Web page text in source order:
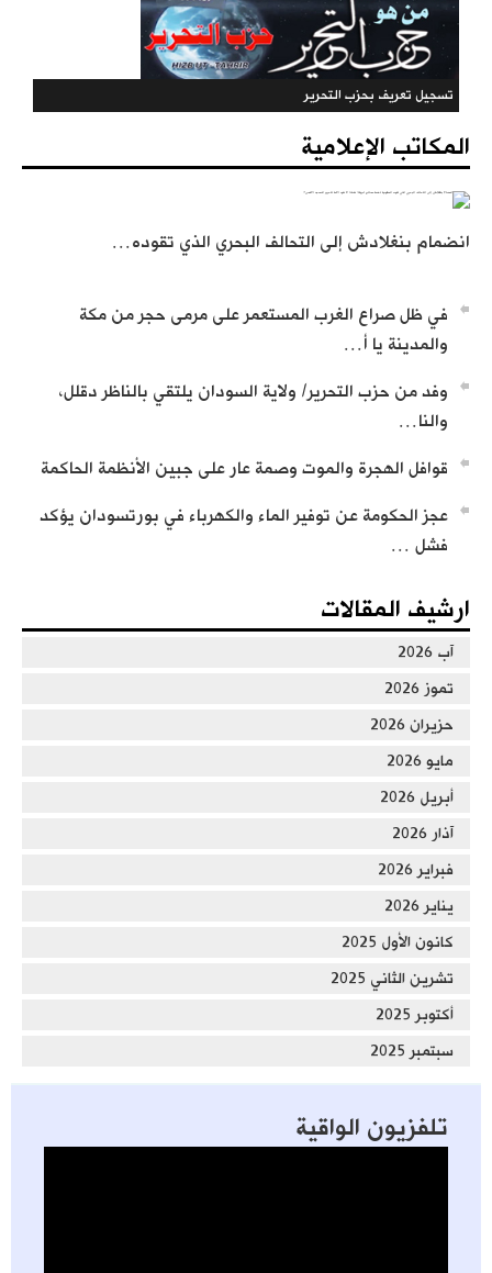
من كلمات وأجوبة العالم عطاء أبو الرشتة
المكتبة الحزبية
المكاتب الإعلامية
انضمام بنغلادش إلى التحالف البحري الذي تقوده…
في ظل صراع الغرب المستعمر على مرمى حجر من مكة
والمدينة يا أ…
وفد من حزب التحرير/ ولاية السودان يلتقي بالناظر دقلل،
والنا…
قوافل الهجرة والموت وصمة عار على جبين الأنظمة الحاكمة
عجز الحكومة عن توفير الماء والكهرباء في بورتسودان يؤكد
فشل …
ارشيف المقالات
آب 2026
تموز 2026
حزيران 2026
مايو 2026
أبريل 2026
آذار 2026
فبراير 2026
يناير 2026
كانون الأول 2025
تشرين الثاني 2025
أكتوبر 2025
سبتمبر 2025
تلفزيون الواقية